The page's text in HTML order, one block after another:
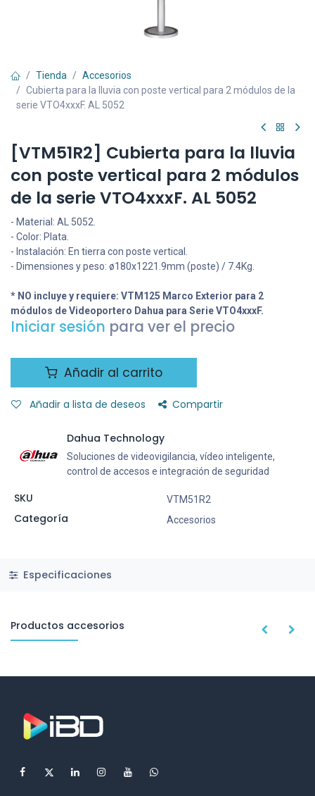
Tienda
Accesorios
Cubierta para la lluvia con poste vertical para 2 módulos de la
serie VTO4xxxF. AL 5052
[VTM51R2] Cubierta para la lluvia
con poste vertical para 2 módulos
de la serie VTO4xxxF. AL 5052
- Material: AL 5052.
- Color: Plata.
- Instalación: En tierra con poste vertical.
- Dimensiones y peso: ø180x1221.9mm (poste) / 7.4Kg.
* NO incluye y requiere: VTM125 Marco Exterior para 2
módulos de Videoportero Dahua para Serie VTO4xxxF.
Iniciar sesión para ver el precio
Añadir al carrito
Añadir a lista de deseos Compartir
Dahua Technology
Soluciones de videovigilancia, vídeo inteligente,
control de accesos e integración de seguridad
SKU VTM51R2
Categoría Accesorios
Especificaciones
Productos accesorios